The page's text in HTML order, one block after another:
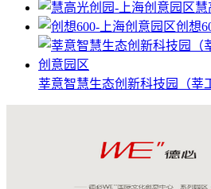
慧
创想
莘意智慧生态创新科技园（莘